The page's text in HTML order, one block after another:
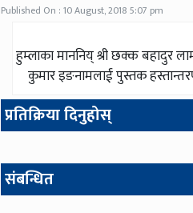
Published On : 10 August, 2018 5:07 pm
हुम्लाका माननिय् श्री छक्क बहादुर
कुमार इङनामलाई पुस्तक
प्रतिक्रिया दिनुहोस्
संबन्धित